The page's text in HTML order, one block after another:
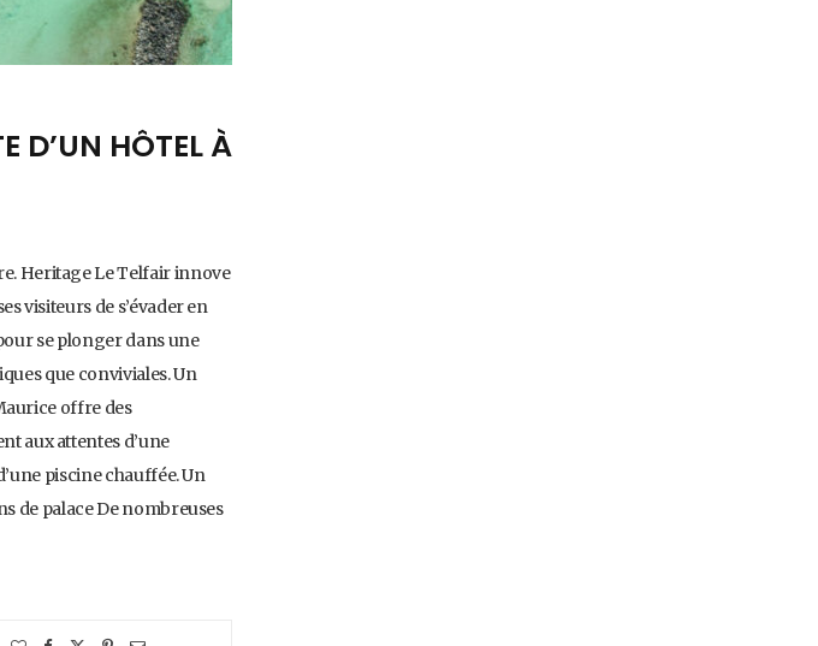
D’UN HÔTEL À
Heritage Le Telfair innove
visiteurs de s’évader en
se plonger dans une
que conviviales. Un
offre des
aux attentes d’une
piscine chauffée. Un
de palace De nombreuses